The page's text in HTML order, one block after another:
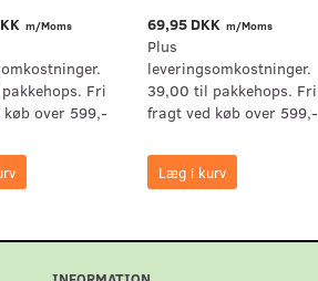
m/Moms
Fri
over 599,-
69,95 DKK m/Moms
Plus
leveringsomkostninger.
39,00 til pakkehops. Fri
fragt ved køb over 599,-
Læg i kurv